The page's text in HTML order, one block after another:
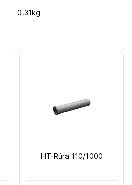
0.31kg
HT-Rúra 110/1000